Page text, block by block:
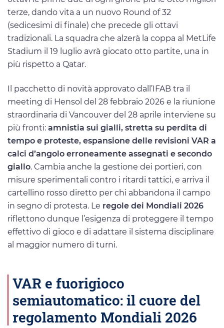
terze, dando vita a un nuovo Round of 32
(sedicesimi di finale) che precede gli ottavi
tradizionali. La squadra che alzerà la coppa al MetLife
Stadium il 19 luglio avrà giocato otto partite, una in
più rispetto a Qatar.
Il pacchetto di novità approvato dall’IFAB tra il
meeting di Hensol del 28 febbraio 2026 e la riunione
straordinaria di Vancouver del 28 aprile interviene su
più fronti: amnistia sui gialli, stretta su perdita di
tempo e proteste, espansione delle revisioni VAR a
calci d’angolo erroneamente assegnati e secondo
giallo. Cambia anche la gestione dei portieri, con
misure sperimentali contro i ritardi tattici, e arriva il
cartellino rosso diretto per chi abbandona il campo
in segno di protesta. Le regole dei Mondiali 2026
riflettono dunque l’esigenza di proteggere il tempo
effettivo di gioco e di adattare il sistema disciplinare
al maggior numero di turni.
VAR e fuorigioco
semiautomatico: il cuore del
regolamento Mondiali 2026